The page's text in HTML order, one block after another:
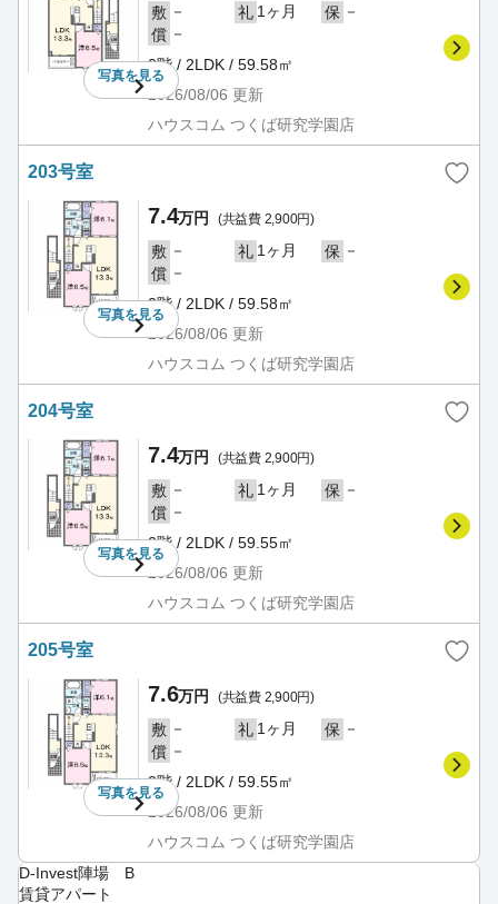
写真を見る
敷 － 礼 1ヶ月 保 －
償 －
2階 / 2LDK / 59.58㎡
2026/08/06 更新
ハウスコム つくば研究学園店
203号室
写真を見る
7.4万円 (共益費 2,900円)
敷 － 礼 1ヶ月 保 －
償 －
2階 / 2LDK / 59.58㎡
2026/08/06 更新
ハウスコム つくば研究学園店
204号室
写真を見る
7.4万円 (共益費 2,900円)
敷 － 礼 1ヶ月 保 －
償 －
2階 / 2LDK / 59.55㎡
2026/08/06 更新
ハウスコム つくば研究学園店
205号室
写真を見る
7.6万円 (共益費 2,900円)
敷 － 礼 1ヶ月 保 －
償 －
2階 / 2LDK / 59.55㎡
2026/08/06 更新
ハウスコム つくば研究学園店
D-Invest陣場 B
賃貸アパート